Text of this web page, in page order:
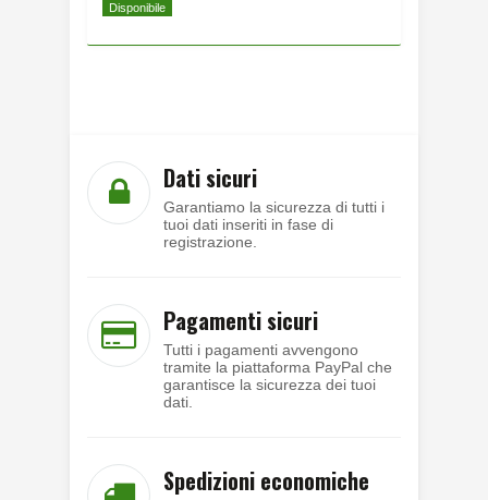
Disponibile
Dati sicuri
Garantiamo la sicurezza di tutti i
tuoi dati inseriti in fase di
registrazione.
Pagamenti sicuri
Tutti i pagamenti avvengono
tramite la piattaforma PayPal che
garantisce la sicurezza dei tuoi
dati.
Spedizioni economiche